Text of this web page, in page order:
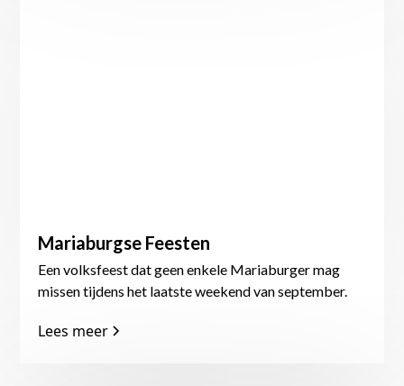
Mariaburgse Feesten
Een volksfeest dat geen enkele Mariaburger mag
missen tijdens het laatste weekend van september.
Lees meer